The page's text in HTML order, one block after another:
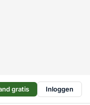
gratis Inloggen